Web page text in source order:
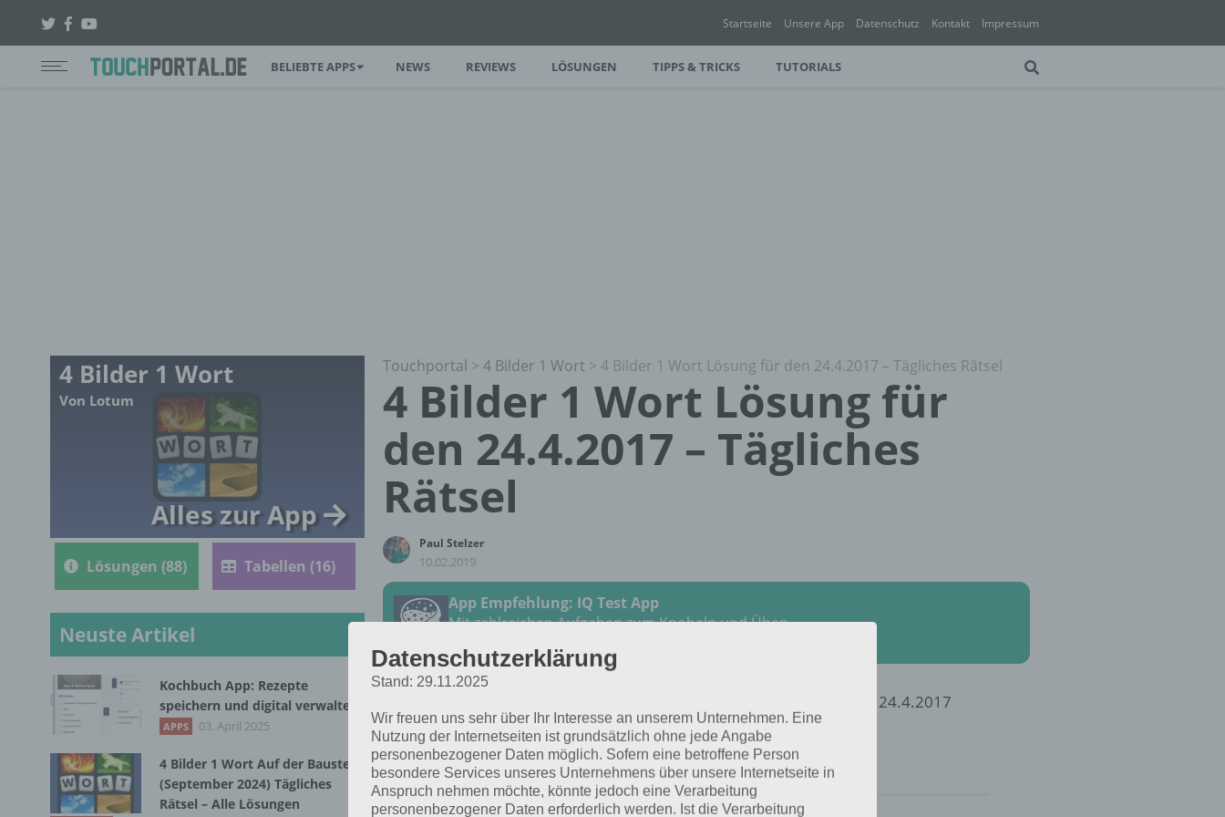
Startseite Unsere App Datenschutz Kontakt Impressum
BELIEBTE APPS NEWS REVIEWS LÖSUNGEN TIPPS & TRICKS TUTORIALS
Touchportal > 4 Bilder 1 Wort > 4 Bilder 1 Wort Lösung für den 24.4.2017 – Tägliches Rätsel
4 Bilder 1 Wort Lösung für
den 24.4.2017 – Tägliches
Rätsel
Paul Stelzer
10.02.2019
App Empfehlung: IQ Test App
Mit zahlreichen Aufgaben zum Knobeln und Üben
Die Lösung für das tägliche Rätsel Ostern 2017 in 4 Bilder 1 Wort vom 24.4.2017
lautet:
SÜßIGKEIT
4 Bilder 1 Wort
Von Lotum
Alles zur App
Lösungen (88) Tabellen (16)
Neuste Artikel
Kochbuch App: Rezepte
speichern und digital verwalten
APPS 03. April 2025
4 Bilder 1 Wort Auf der Baustelle
(September 2024) Tägliches
Rätsel – Alle Lösungen
Datenschutzerklärung
Stand: 29.11.2025
Wir freuen uns sehr über Ihr Interesse an unserem Unternehmen. Eine
Nutzung der Internetseiten ist grundsätzlich ohne jede Angabe
personenbezogener Daten möglich. Sofern eine betroffene Person
besondere Services unseres Unternehmens über unsere Internetseite in
Anspruch nehmen möchte, könnte jedoch eine Verarbeitung
personenbezogener Daten erforderlich werden. Ist die Verarbeitung